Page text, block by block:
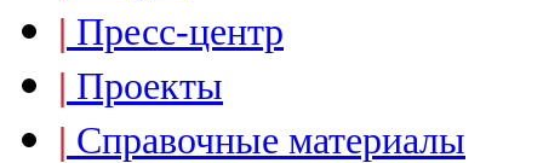
| Пресс-центр
| Проекты
| Справочные материалы